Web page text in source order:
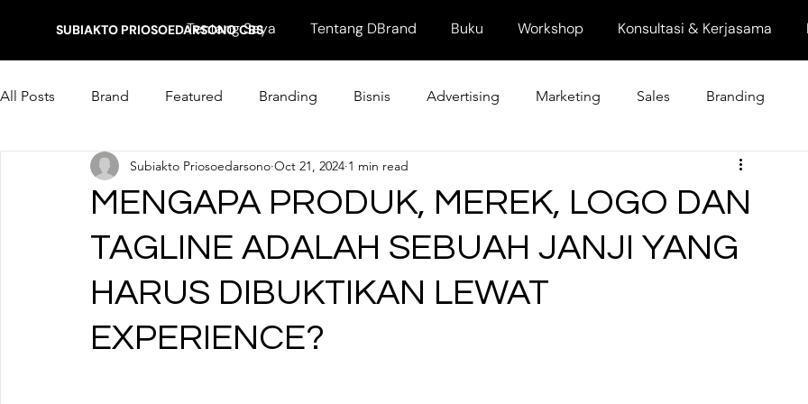
SUBIAKTO PRIOSOEDARSONO CBS
Tentang Saya Tentang DBrand Buku Workshop Konsultasi & Kerjasama
All Posts Brand Featured Branding Bisnis Advertising Marketing Sales Branding
Marketing
MENGAPA PRODUK, MEREK, LOGO DAN
TAGLINE ADALAH SEBUAH JANJI YANG
HARUS DIBUKTIKAN LEWAT
EXPERIENCE?
Subiakto Priosoedarsono Oct 21, 2024 1 min read